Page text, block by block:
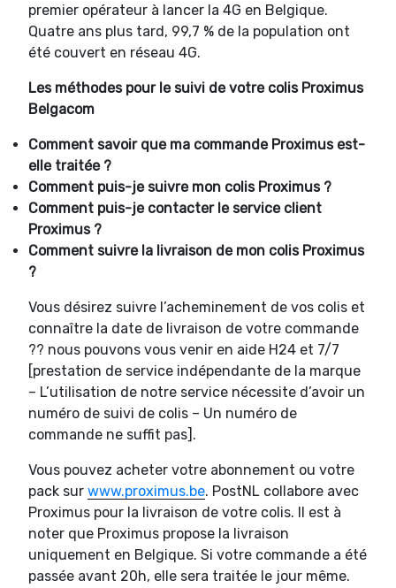
premier opérateur à lancer la 4G en Belgique.
Quatre ans plus tard, 99,7 % de la population ont
été couvert en réseau 4G.
Les méthodes pour le suivi de votre colis Proximus
Belgacom
Comment savoir que ma commande Proximus est-
elle traitée ?
Comment puis-je suivre mon colis Proximus ?
Comment puis-je contacter le service client
Proximus ?
Comment suivre la livraison de mon colis Proximus
?
Vous désirez suivre l’acheminement de vos colis et
connaître la date de livraison de votre commande
?? nous pouvons vous venir en aide H24 et 7/7
[prestation de service indépendante de la marque
– L’utilisation de notre service nécessite d’avoir un
numéro de suivi de colis – Un numéro de
commande ne suffit pas].
Vous pouvez acheter votre abonnement ou votre
pack sur www.proximus.be. PostNL collabore avec
Proximus pour la livraison de votre colis. Il est à
noter que Proximus propose la livraison
uniquement en Belgique. Si votre commande a été
passée avant 20h, elle sera traitée le jour même.